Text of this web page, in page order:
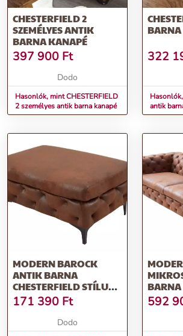
CHESTERFIELD 2
SZEMÉLYES ANTIK
BARNA KANAPÉ
397 900 Ft
Dodo
Hasonlók, mint CHESTERFIELD
2 személyes antik barna kanapé
BARNA
322
antik
MODERN BAROCK
ANTIK BARNA
CHESTERFIELD STÍLUSÚ
BÁRSZÉK 90CM
171 390 Ft
Dodo
3-
592